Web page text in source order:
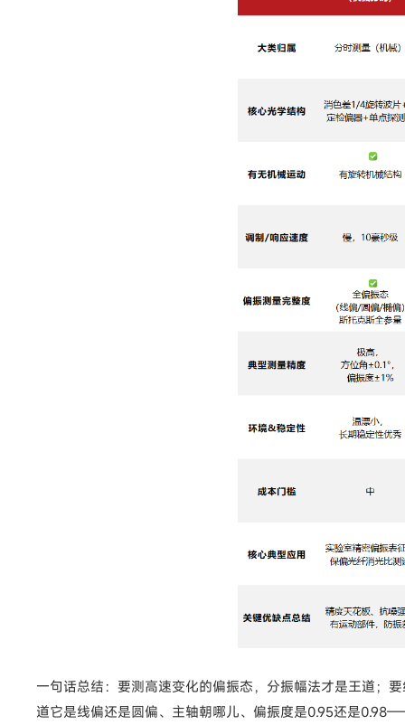
一句话总结：要测高速变化的偏振态，分振幅法才是王道；
道它是线偏还是圆偏、主轴朝哪儿、偏振度是0.95还是